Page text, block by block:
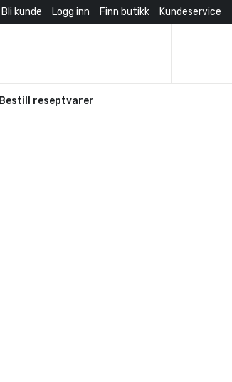
Bli kunde Logg inn Finn butikk Kundeservice
Bestill reseptvarer